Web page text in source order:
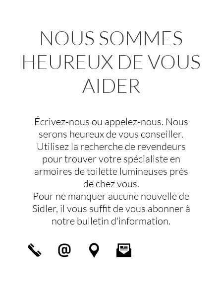
NOUS SOMMES
HEUREUX DE VOUS
AIDER
Écrivez-nous ou appelez-nous. Nous
serons heureux de vous conseiller.
Utilisez la recherche de revendeurs
pour trouver votre spécialiste en
armoires de toilette lumineuses près
de chez vous.
Pour ne manquer aucune nouvelle de
Sidler, il vous suffit de vous abonner à
notre bulletin d'information.